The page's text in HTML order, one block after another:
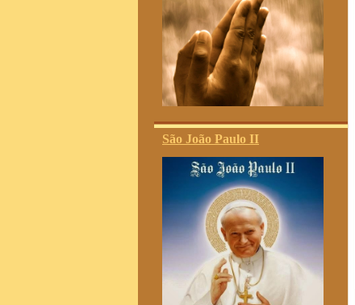
São João Paulo II